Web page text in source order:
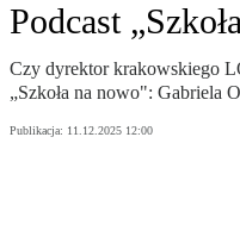
Podcast
Czy dyrektor krakowskiego
„Szkoła na nowo": Gabriela
Publikacja: 11.12.2025 12:00